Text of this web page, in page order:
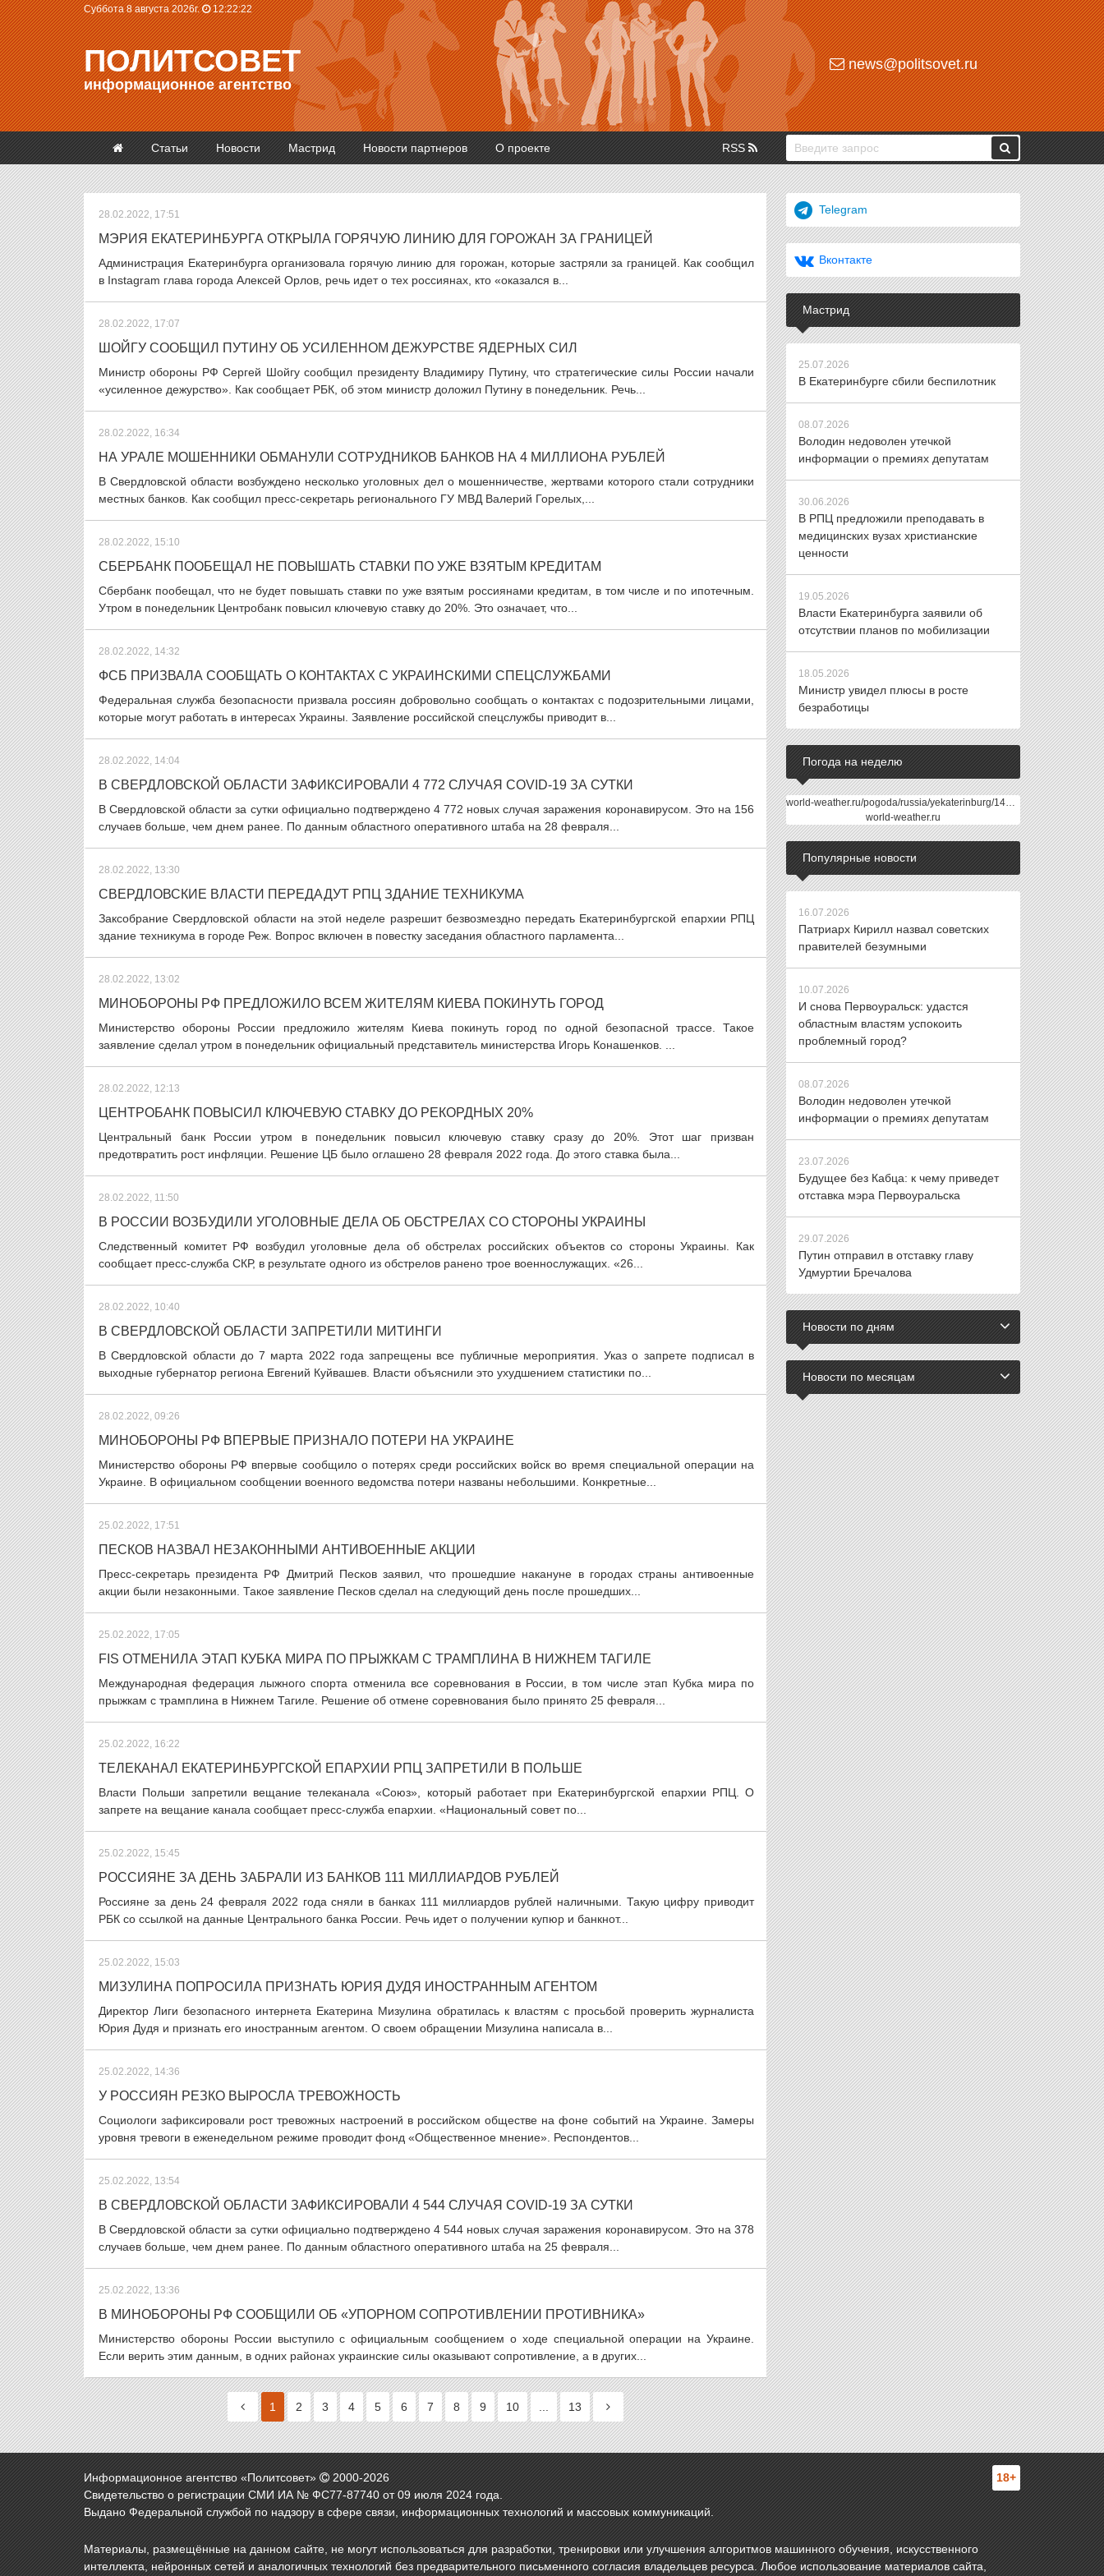
Суббота 8 августа 2026г. 12:22:23
ПОЛИТСОВЕТ
информационное агентство
news@politsovet.ru
Статьи Новости Мастрид Новости партнеров О проекте RSS
28.02.2022, 17:51
МЭРИЯ ЕКАТЕРИНБУРГА ОТКРЫЛА ГОРЯЧУЮ ЛИНИЮ ДЛЯ ГОРОЖАН ЗА ГРАНИЦЕЙ
Администрация Екатеринбурга организовала горячую линию для горожан, которые застряли за границей. Как сообщил
в Instagram глава города Алексей Орлов, речь идет о тех россиянах, кто «оказался в...
28.02.2022, 17:07
ШОЙГУ СООБЩИЛ ПУТИНУ ОБ УСИЛЕННОМ ДЕЖУРСТВЕ ЯДЕРНЫХ СИЛ
Министр обороны РФ Сергей Шойгу сообщил президенту Владимиру Путину, что стратегические силы России начали
«усиленное дежурство». Как сообщает РБК, об этом министр доложил Путину в понедельник. Речь...
28.02.2022, 16:34
НА УРАЛЕ МОШЕННИКИ ОБМАНУЛИ СОТРУДНИКОВ БАНКОВ НА 4 МИЛЛИОНА РУБЛЕЙ
В Свердловской области возбуждено несколько уголовных дел о мошенничестве, жертвами которого стали сотрудники
местных банков. Как сообщил пресс-секретарь регионального ГУ МВД Валерий Горелых,...
28.02.2022, 15:10
СБЕРБАНК ПООБЕЩАЛ НЕ ПОВЫШАТЬ СТАВКИ ПО УЖЕ ВЗЯТЫМ КРЕДИТАМ
Сбербанк пообещал, что не будет повышать ставки по уже взятым россиянами кредитам, в том числе и по ипотечным.
Утром в понедельник Центробанк повысил ключевую ставку до 20%. Это означает, что...
28.02.2022, 14:32
ФСБ ПРИЗВАЛА СООБЩАТЬ О КОНТАКТАХ С УКРАИНСКИМИ СПЕЦСЛУЖБАМИ
Федеральная служба безопасности призвала россиян добровольно сообщать о контактах с подозрительными лицами,
которые могут работать в интересах Украины. Заявление российской спецслужбы приводит в...
28.02.2022, 14:04
В СВЕРДЛОВСКОЙ ОБЛАСТИ ЗАФИКСИРОВАЛИ 4 772 СЛУЧАЯ COVID-19 ЗА СУТКИ
В Свердловской области за сутки официально подтверждено 4 772 новых случая заражения коронавирусом. Это на 156
случаев больше, чем днем ранее. По данным областного оперативного штаба на 28 февраля...
28.02.2022, 13:30
СВЕРДЛОВСКИЕ ВЛАСТИ ПЕРЕДАДУТ РПЦ ЗДАНИЕ ТЕХНИКУМА
Заксобрание Свердловской области на этой неделе разрешит безвозмездно передать Екатеринбургской епархии РПЦ
здание техникума в городе Реж. Вопрос включен в повестку заседания областного парламента...
28.02.2022, 13:02
МИНОБОРОНЫ РФ ПРЕДЛОЖИЛО ВСЕМ ЖИТЕЛЯМ КИЕВА ПОКИНУТЬ ГОРОД
Министерство обороны России предложило жителям Киева покинуть город по одной безопасной трассе. Такое
заявление сделал утром в понедельник официальный представитель министерства Игорь Конашенков. ...
28.02.2022, 12:13
ЦЕНТРОБАНК ПОВЫСИЛ КЛЮЧЕВУЮ СТАВКУ ДО РЕКОРДНЫХ 20%
Центральный банк России утром в понедельник повысил ключевую ставку сразу до 20%. Этот шаг призван
предотвратить рост инфляции. Решение ЦБ было оглашено 28 февраля 2022 года. До этого ставка была...
28.02.2022, 11:50
В РОССИИ ВОЗБУДИЛИ УГОЛОВНЫЕ ДЕЛА ОБ ОБСТРЕЛАХ СО СТОРОНЫ УКРАИНЫ
Следственный комитет РФ возбудил уголовные дела об обстрелах российских объектов со стороны Украины. Как
сообщает пресс-служба СКР, в результате одного из обстрелов ранено трое военнослужащих. «26...
28.02.2022, 10:40
В СВЕРДЛОВСКОЙ ОБЛАСТИ ЗАПРЕТИЛИ МИТИНГИ
В Свердловской области до 7 марта 2022 года запрещены все публичные мероприятия. Указ о запрете подписал в
выходные губернатор региона Евгений Куйвашев. Власти объяснили это ухудшением статистики по...
28.02.2022, 09:26
МИНОБОРОНЫ РФ ВПЕРВЫЕ ПРИЗНАЛО ПОТЕРИ НА УКРАИНЕ
Министерство обороны РФ впервые сообщило о потерях среди российских войск во время специальной операции на
Украине. В официальном сообщении военного ведомства потери названы небольшими. Конкретные...
25.02.2022, 17:51
ПЕСКОВ НАЗВАЛ НЕЗАКОННЫМИ АНТИВОЕННЫЕ АКЦИИ
Пресс-секретарь президента РФ Дмитрий Песков заявил, что прошедшие накануне в городах страны антивоенные
акции были незаконными. Такое заявление Песков сделал на следующий день после прошедших...
25.02.2022, 17:05
FIS ОТМЕНИЛА ЭТАП КУБКА МИРА ПО ПРЫЖКАМ С ТРАМПЛИНА В НИЖНЕМ ТАГИЛЕ
Международная федерация лыжного спорта отменила все соревнования в России, в том числе этап Кубка мира по
прыжкам с трамплина в Нижнем Тагиле. Решение об отмене соревнования было принято 25 февраля...
25.02.2022, 16:22
ТЕЛЕКАНАЛ ЕКАТЕРИНБУРГСКОЙ ЕПАРХИИ РПЦ ЗАПРЕТИЛИ В ПОЛЬШЕ
Власти Польши запретили вещание телеканала «Союз», который работает при Екатеринбургской епархии РПЦ. О
запрете на вещание канала сообщает пресс-служба епархии. «Национальный совет по...
25.02.2022, 15:45
РОССИЯНЕ ЗА ДЕНЬ ЗАБРАЛИ ИЗ БАНКОВ 111 МИЛЛИАРДОВ РУБЛЕЙ
Россияне за день 24 февраля 2022 года сняли в банках 111 миллиардов рублей наличными. Такую цифру приводит
РБК со ссылкой на данные Центрального банка России. Речь идет о получении купюр и банкнот...
25.02.2022, 15:03
МИЗУЛИНА ПОПРОСИЛА ПРИЗНАТЬ ЮРИЯ ДУДЯ ИНОСТРАННЫМ АГЕНТОМ
Директор Лиги безопасного интернета Екатерина Мизулина обратилась к властям с просьбой проверить журналиста
Юрия Дудя и признать его иностранным агентом. О своем обращении Мизулина написала в...
25.02.2022, 14:36
У РОССИЯН РЕЗКО ВЫРОСЛА ТРЕВОЖНОСТЬ
Социологи зафиксировали рост тревожных настроений в российском обществе на фоне событий на Украине. Замеры
уровня тревоги в еженедельном режиме проводит фонд «Общественное мнение». Респондентов...
25.02.2022, 13:54
В СВЕРДЛОВСКОЙ ОБЛАСТИ ЗАФИКСИРОВАЛИ 4 544 СЛУЧАЯ COVID-19 ЗА СУТКИ
В Свердловской области за сутки официально подтверждено 4 544 новых случая заражения коронавирусом. Это на 378
случаев больше, чем днем ранее. По данным областного оперативного штаба на 25 февраля...
25.02.2022, 13:36
В МИНОБОРОНЫ РФ СООБЩИЛИ ОБ «УПОРНОМ СОПРОТИВЛЕНИИ ПРОТИВНИКА»
Министерство обороны России выступило с официальным сообщением о ходе специальной операции на Украине.
Если верить этим данным, в одних районах украинские силы оказывают сопротивление, а в других...
1 2 3 4 5 6 7 8 9 10 13
Telegram
Вконтакте
Мастрид
25.07.2026
В Екатеринбурге сбили беспилотник
08.07.2026
Володин недоволен утечкой
информации о премиях депутатам
30.06.2026
В РПЦ предложили преподавать в
медицинских вузах христианские
ценности
19.05.2026
Власти Екатеринбурга заявили об
отсутствии планов по мобилизации
18.05.2026
Министр увидел плюсы в росте
безработицы
Погода на неделю
world-weather.ru/pogoda/russia/yekaterinburg/14days/
world-weather.ru
Популярные новости
16.07.2026
Патриарх Кирилл назвал советских
правителей безумными
10.07.2026
И снова Первоуральск: удастся
областным властям успокоить
проблемный город?
08.07.2026
Володин недоволен утечкой
информации о премиях депутатам
23.07.2026
Будущее без Кабца: к чему приведет
отставка мэра Первоуральска
29.07.2026
Путин отправил в отставку главу
Удмуртии Бречалова
Новости по дням
Новости по месяцам
Информационное агентство «Политсовет» 2000-2026
Свидетельство о регистрации СМИ ИА № ФС77-87740 от 09 июля 2024 года.
Выдано Федеральной службой по надзору в сфере связи, информационных технологий и массовых коммуникаций.
18+
Материалы, размещённые на данном сайте, не могут использоваться для разработки, тренировки или улучшения алгоритмов машинного обучения, искусственного
интеллекта, нейронных сетей и аналогичных технологий без предварительного письменного согласия владельцев ресурса. Любое использование материалов сайта,